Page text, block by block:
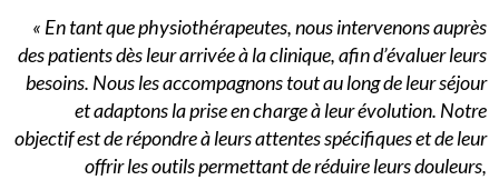
« En tant que physiothérapeutes, nous intervenons auprès
des patients dès leur arrivée à la clinique, afin d’évaluer leurs
besoins. Nous les accompagnons tout au long de leur séjour
et adaptons la prise en charge à leur évolution. Notre
objectif est de répondre à leurs attentes spécifiques et de leur
offrir les outils permettant de réduire leurs douleurs,